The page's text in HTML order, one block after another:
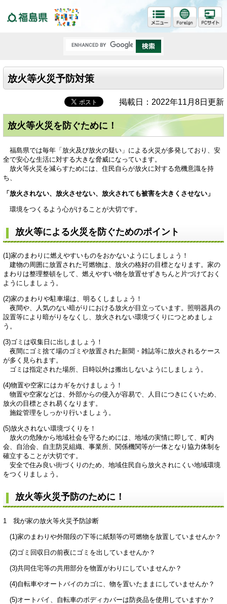
放火等火災予防対策
掲載日：2022年11月8日更新
放火等火災を防ぐために！
福島県では毎年「放火及び放火の疑い」による火災が多発しており、安
全で安心な生活に対する大きな脅威になっています。
放火等火災を減らすためには、住民自らが放火に対する危機意識を持
ち、
「放火されない、放火させない、放火されても被害を大きくさせない」
環境をつくるよう心がけることが大切です。
放火等による火災を防ぐためのポイント
(1)家のまわりに燃えやすいものをおかないようにしましょう！
建物の周囲に放置された可燃物は、放火の格好の目標となります。家の
まわりは整理整頓をして、燃えやすい物を放置せずきちんと片づけておく
ようにしましょう。
(2)家のまわりや駐車場は、明るくしましょう！
夜間や、人気のない暗がりにおける放火が目立っています。照明器具の
設置等により暗がりをなくし、放火されない環境づくりにつとめましょ
う。
(3)ゴミは収集日に出しましょう！
夜間にゴミ捨て場のゴミや放置された新聞・雑誌等に放火されるケース
が多く見られます。
ゴミは指定された場所、日時以外は搬出しないようにしましょう。
(4)物置や空家にはカギをかけましょう！
物置や空家などは、外部からの侵入が容易で、人目につきにくいため、
放火の目標とされ易くなります。
施錠管理をしっかり行いましょう。
(5)放火されない環境づくりを！
放火の危険から地域社会を守るためには、地域の実情に即して、町内
会、自治会、自主防災組織、事業所、関係機関等が一体となり協力体制を
確立することが大切です。
安全で住み良い街づくりのため、地域住民自ら放火されにくい地域環境
をつくりましょう。
放火等火災予防のために！
1 我が家の放火等火災予防診断
(1)家のまわりや外階段の下等に紙類等の可燃物を放置していませんか？
(2)ゴミ回収日の前夜にゴミを出していませんか？
(3)共同住宅等の共用部分を物置がわりにしていませんか？
(4)自転車やオートバイのカゴに、物を置いたままにしていませんか？
(5)オートバイ、自転車のボディカバーは防炎品を使用していますか？